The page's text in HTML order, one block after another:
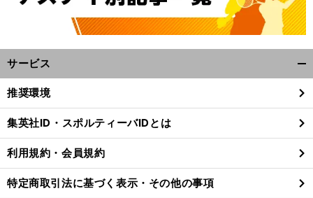
」
。
・
前
サービス
閉
る
推奨環境
集英社ID・スポルティーバIDとは
利用規約・会員規約
特定商取引法に基づく表示・その他の事項